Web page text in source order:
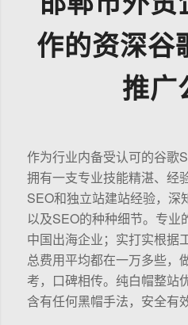
作的资深谷
推广
作为行业内备受认可的谷歌
拥有一支专业技能精湛、经
SEO和独立站建站经验，深
以及SEO的种种细节。专业
中国出海企业；实打实根据
总费用平均都在一万多些，
考，口碑相传。纯白帽整站
含有任何黑帽手法，安全有效